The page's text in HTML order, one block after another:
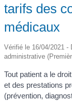
tarifs des
médicaux
Vérifié le 16/04/2021 -
administrative
Tout patient a le
et des prestations
(prévention,